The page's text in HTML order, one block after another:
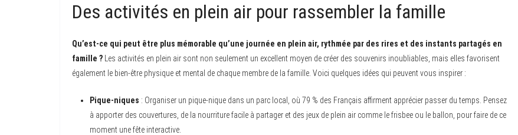
Des activités en plein air pour rassembler la famille
Qu’est-ce qui peut être plus mémorable qu’une journée en plein air, rythmée par des rires et des instants partagés en
famille ? Les activités en plein air sont non seulement un excellent moyen de créer des souvenirs inoubliables, mais elles favorisent
également le bien-être physique et mental de chaque membre de la famille. Voici quelques idées qui peuvent vous inspirer :
Pique-niques : Organiser un pique-nique dans un parc local, où 79 % des Français affirment apprécier passer du temps. Pensez
à apporter des couvertures, de la nourriture facile à partager et des jeux de plein air comme le frisbee ou le ballon, pour faire de ce
moment une fête interactive.